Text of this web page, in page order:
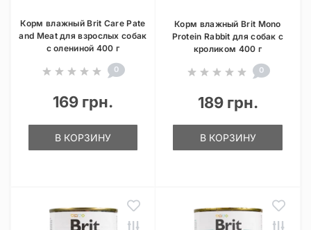
Корм влажный Brit Care Pate
and Meat для взрослых собак
с олениной 400 г
0
169 грн.
В КОРЗИНУ
Корм влажный Brit Mono
Protein Rabbit для собак с
кроликом 400 г
0
189 грн.
В КОРЗИНУ